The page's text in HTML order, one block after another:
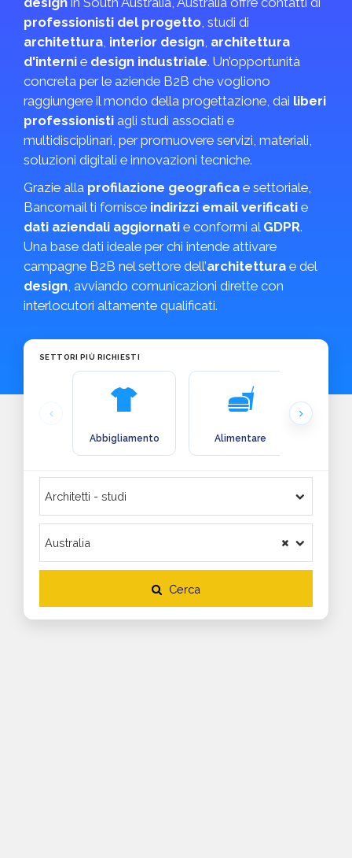
professionisti del progetto, studi di
architettura, interior design, architettura
d'interni e design industriale. Un’opportunità
concreta per le aziende B2B che vogliono
raggiungere il mondo della progettazione, dai liberi
professionisti agli studi associati e
multidisciplinari, per promuovere servizi, materiali,
soluzioni digitali e innovazioni tecniche.
Grazie alla profilazione geografica e settoriale,
Bancomail ti fornisce indirizzi email verificati e
dati aziendali aggiornati e conformi al GDPR.
Una base dati ideale per chi intende attivare
campagne B2B nel settore dell’architettura e del
design, avviando comunicazioni dirette con
interlocutori altamente qualificati.
SETTORI PIÙ RICHIESTI
Abbigliamento Alimentare
Cerca